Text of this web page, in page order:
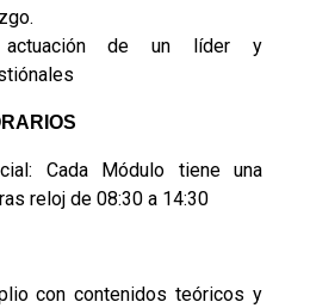
actuación de un líder y
Cada Módulo tiene una
reloj de 08:30 a 14:30
con contenidos teóricos y